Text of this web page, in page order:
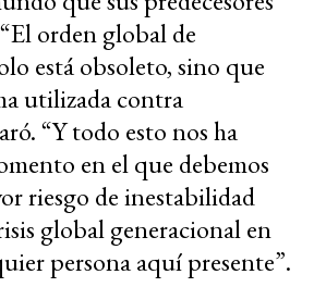
orden global de
está obsoleto, sino que
utilizada contra
“Y todo esto nos ha
en el que debemos
riesgo de inestabilidad
global generacional en
persona aquí presente”.